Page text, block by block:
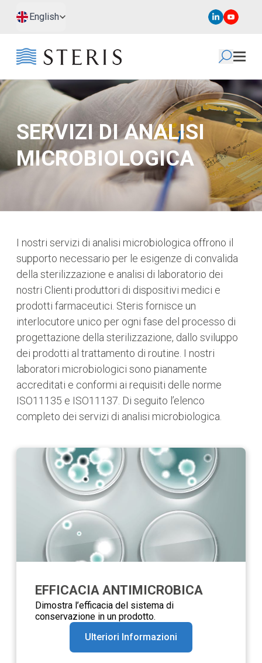
Passa al contenuto principale
Passa al piè di pagina
English
SERVIZI DI ANALISI
MICROBIOLOGICA
I nostri servizi di analisi microbiologica offrono il
supporto necessario per le esigenze di convalida
della sterilizzazione e analisi di laboratorio dei
nostri Clienti produttori di dispositivi medici e
prodotti farmaceutici. Steris fornisce un
interlocutore unico per ogni fase del processo di
progettazione della sterilizzazione, dallo sviluppo
dei prodotti al trattamento di routine. I nostri
laboratori microbiologici sono pianamente
accreditati e conformi ai requisiti delle norme
ISO11135 e ISO11137. Di seguito l’elenco
completo dei servizi di analisi microbiologica.
EFFICACIA ANTIMICROBICA
Dimostra l’efficacia del sistema di
conservazione in un prodotto.
Ulteriori Informazioni